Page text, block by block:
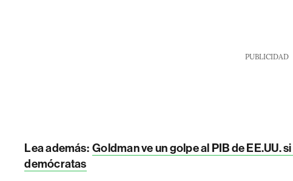
PUBLICIDAD
Lea además: Goldman ve un golpe al PIB de EE.UU.
demócratas